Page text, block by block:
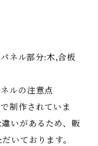
ネル部分:木,合板
ルの注意点
制作されていま
いがあるため、販
いております。